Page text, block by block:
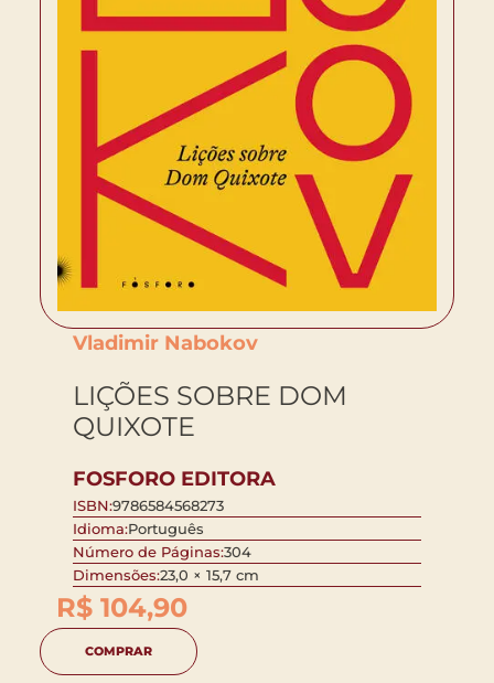
Vladimir Nabokov
LIÇÕES SOBRE DOM
QUIXOTE
FOSFORO EDITORA
ISBN:9786584568273
Idioma:Português
Número de Páginas:304
Dimensões:23,0 × 15,7 cm
R$ 104,90
COMPRAR